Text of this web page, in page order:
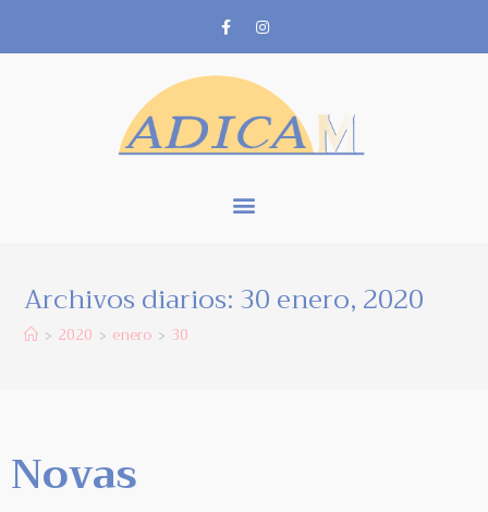
Archivos diarios: 30 enero, 2020
> 2020 > enero > 30
Novas